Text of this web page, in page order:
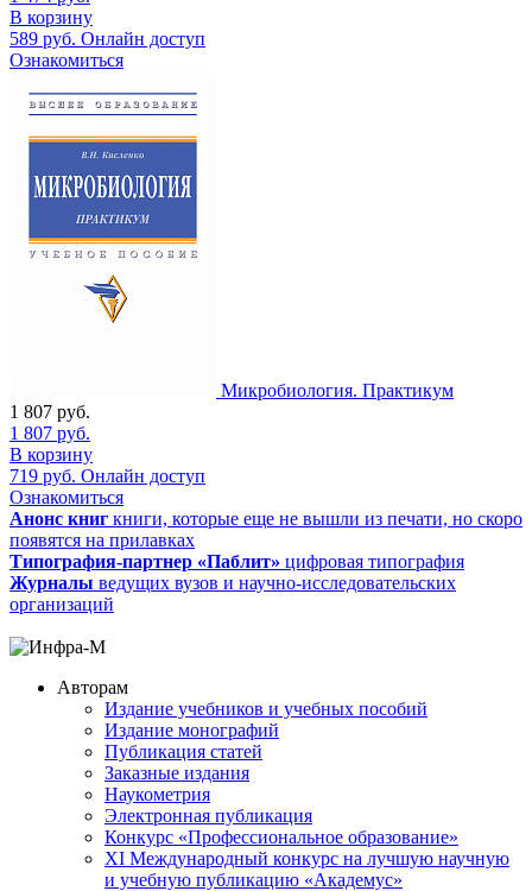
В корзину
589 руб. Онлайн доступ
Ознакомиться
Микробиология. Практикум
1 807 руб.
1 807 руб.
В корзину
719 руб. Онлайн доступ
Ознакомиться
Анонс книг книги, которые еще не вышли из печати, но скоро
появятся на прилавках
Типография-партнер «Паблит» цифровая типография
Журналы ведущих вузов и научно-исследовательских
организаций
Авторам
Издание учебников и учебных пособий
Издание монографий
Публикация статей
Заказные издания
Наукометрия
Электронная публикация
Конкурс «Профессиональное образование»
XI Международный конкурс на лучшую научную
и учебную публикацию «Академус»